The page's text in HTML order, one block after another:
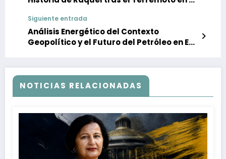
Siguiente entrada
Análisis Energético del Contexto
Geopolítico y el Futuro del Petróleo en EE.
NOTICIAS RELACIONADAS